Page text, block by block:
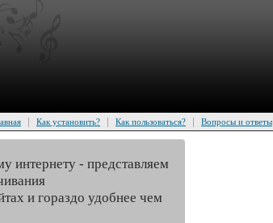
| Как установить? | Как пользоваться? | Вопросы и ответы
интернету - представляем
и гораздо удобнее чем